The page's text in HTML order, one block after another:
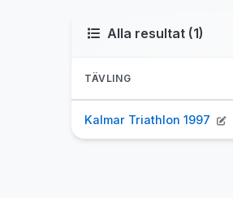
Alla resultat (1)
TÄVLING
Kalmar Triathlon 1997